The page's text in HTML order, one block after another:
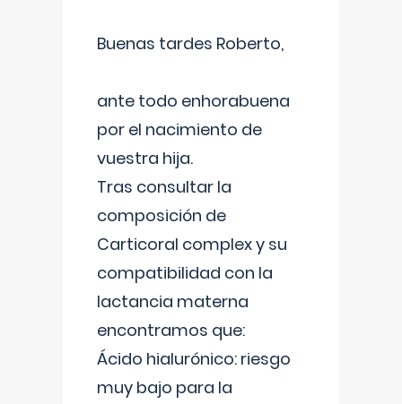
Buenas tardes Roberto,
ante todo enhorabuena
por el nacimiento de
vuestra hija.
Tras consultar la
composición de
Carticoral complex y su
compatibilidad con la
lactancia materna
encontramos que:
Ácido hialurónico: riesgo
muy bajo para la